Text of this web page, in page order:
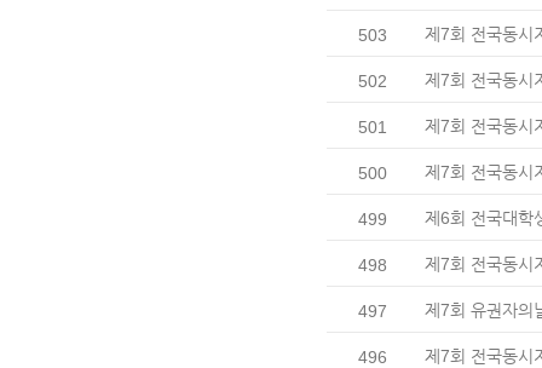
503 제7회 전국동시
502 제7회 전국동시
501 제7회 전국동시
500 제7회 전국동시
499 제6회 전국대학
498 제7회 전국동시
497 제7회 유권자의
496 제7회 전국동시